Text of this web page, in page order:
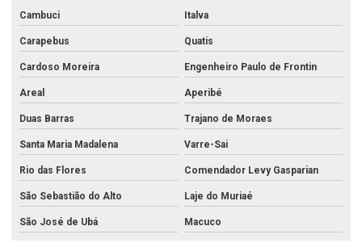
Análise de resíduos de agrotóxicos em alimentos
Análise de resíduos industriais
Análise de sedimentos no rio de janeiro
Análise de sedimentos no rj
Análise de solo agricultura de precisão
Análise de solo água limpa
Cambuci Italva
Carapebus Quatis
Cardoso Moreira Engenheiro Paulo de Frontin
Areal Aperibé
Duas Barras Trajano de Moraes
Santa Maria Madalena Varre-Sai
Rio das Flores Comendador Levy Gasparian
São Sebastião do Alto Laje do Muriaé
São José de Ubá Macuco